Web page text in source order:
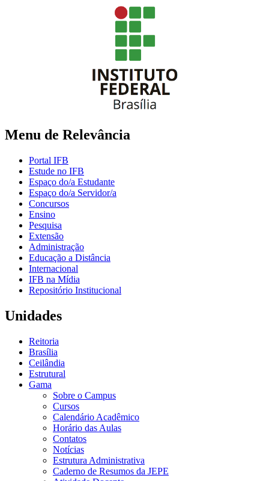
Menu de Relevância
Portal IFB
Estude no IFB
Espaço do/a Estudante
Espaço do/a Servidor/a
Concursos
Ensino
Pesquisa
Extensão
Administração
Educação a Distância
Internacional
IFB na Mídia
Repositório Institucional
Unidades
Reitoria
Brasília
Ceilândia
Estrutural
Gama
Sobre o Campus
Cursos
Calendário Acadêmico
Horário das Aulas
Contatos
Notícias
Estrutura Administrativa
Caderno de Resumos da JEPE